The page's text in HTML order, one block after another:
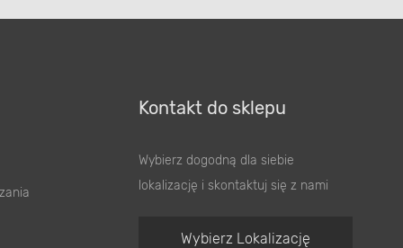
Kontakt do sklepu
Wybierz dogodną dla siebie
lokalizację i skontaktuj się z nami
Wybierz Lokalizację